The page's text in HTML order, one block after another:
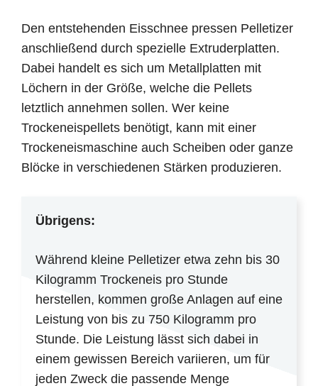
Den entstehenden Eisschnee pressen Pelletizer
anschließend durch spezielle Extruderplatten.
Dabei handelt es sich um Metallplatten mit
Löchern in der Größe, welche die Pellets
letztlich annehmen sollen. Wer keine
Trockeneispellets benötigt, kann mit einer
Trockeneismaschine auch Scheiben oder ganze
Blöcke in verschiedenen Stärken produzieren.
Übrigens:
Während kleine Pelletizer etwa zehn bis 30
Kilogramm Trockeneis pro Stunde
herstellen, kommen große Anlagen auf eine
Leistung von bis zu 750 Kilogramm pro
Stunde. Die Leistung lässt sich dabei in
einem gewissen Bereich variieren, um für
jeden Zweck die passende Menge